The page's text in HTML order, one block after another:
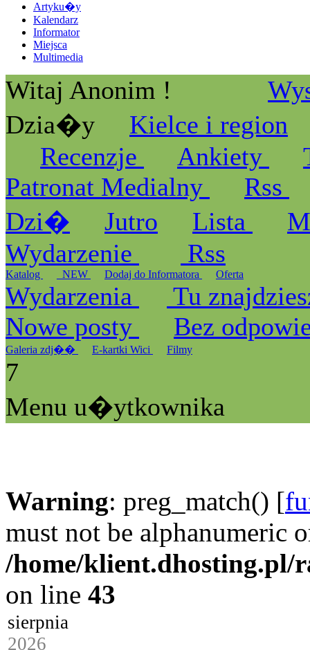
Artyku�y
Kalendarz
Informator
Miejsca
Multimedia
Witaj Anonim !
Dzia�y
Kielce i region
Recenzje
Ankiety
Patronat Medialny
Rss
Dzi�
Jutro Lista
Wydarzenie
Rss
Katalog _NEW Dodaj do Informatora Oferta
Wydarzenia
Tu
Nowe posty
Bez
Galeria zdj�� E-kartki Wici Filmy
7
Menu u�ytkownika
Warning: preg_match() [
must not be alphanumeric
/home/klient.dhosting.pl/
on line 43
sierpnia
2026